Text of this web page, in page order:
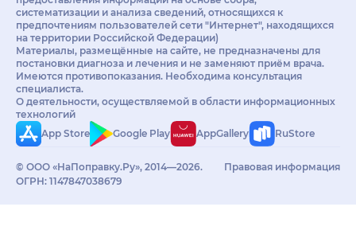
систематизации и анализа сведений, относящихся к
предпочтениям пользователей сети "Интернет", находящихся
на территории Российской Федерации)
Материалы, размещённые на сайте, не предназначены для
постановки диагноза и лечения и не заменяют приём врача.
Имеются противопоказания. Необходима консультация
специалиста.
О деятельности, осуществляемой в области информационных
технологий
App Store
Google Play AppGallery RuStore
© ООО «НаПоправку.Ру», 2014—2026.
ОГРН: 1147847038679
Правовая информация